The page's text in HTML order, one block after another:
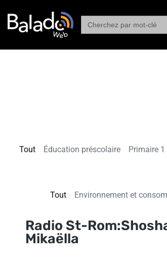
Search
for:
Éducation préscolaire Primaire 1
Tout
Environnement et
Tout
Radio St-
Mikaëlla